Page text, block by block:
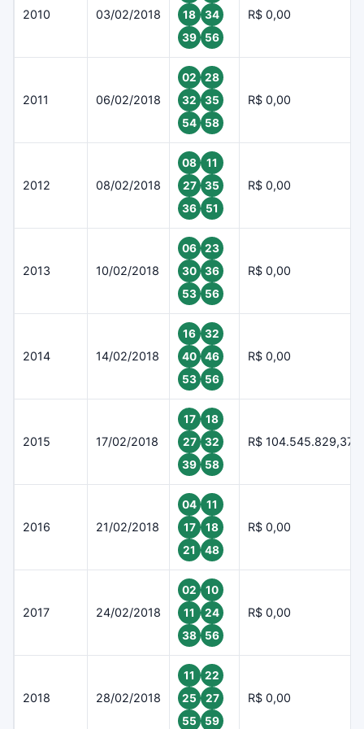
2010 03/02/2018
18
34
39
56
R$ 0,00
2011 06/02/2018
02
28
32
35
54
58
R$ 0,00
2012 08/02/2018
08
11
27
35
36
51
R$ 0,00
2013 10/02/2018
06
23
30
36
53
56
R$ 0,00
2014 14/02/2018
16
32
40
46
53
56
R$ 0,00
2015 17/02/2018
17
18
27
32
39
58
R$ 104.545.829,37
2016 21/02/2018
04
11
17
18
21
48
R$ 0,00
2017 24/02/2018
02
10
11
24
38
56
R$ 0,00
2018 28/02/2018
11
22
25
27
55
59
R$ 0,00